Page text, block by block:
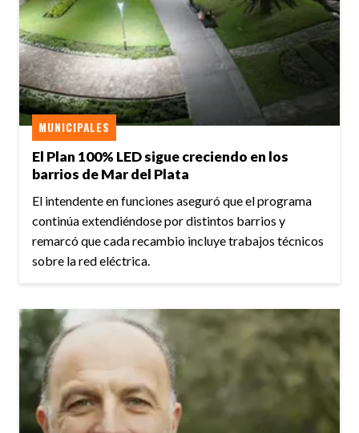
El Plan 100% LED sigue creciendo en los
barrios de Mar del Plata
MUNICIPALES
El intendente en funciones aseguró que el programa
continúa extendiéndose por distintos barrios y
remarcó que cada recambio incluye trabajos técnicos
sobre la red eléctrica.